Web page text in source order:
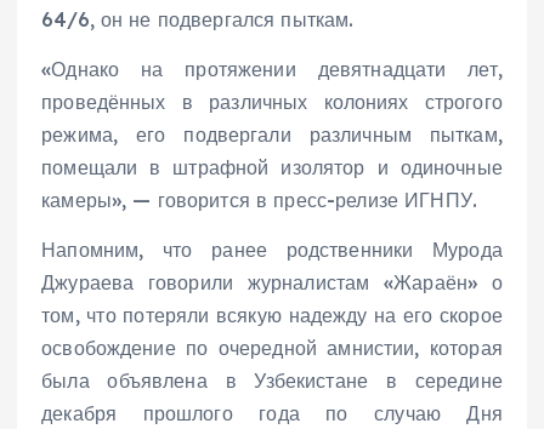
64/6, он не подвергался пыткам.
«Однако на протяжении девятнадцати лет,
проведённых в различных колониях строгого
режима, его подвергали различным пыткам,
помещали в штрафной изолятор и одиночные
камеры», — говорится в пресс-релизе ИГНПУ.
Напомним, что ранее родственники Мурода
Джураева говорили журналистам «Жараён» о
том, что потеряли всякую надежду на его скорое
освобождение по очередной амнистии, которая
была объявлена в Узбекистане в середине
декабря прошлого года по случаю Дня